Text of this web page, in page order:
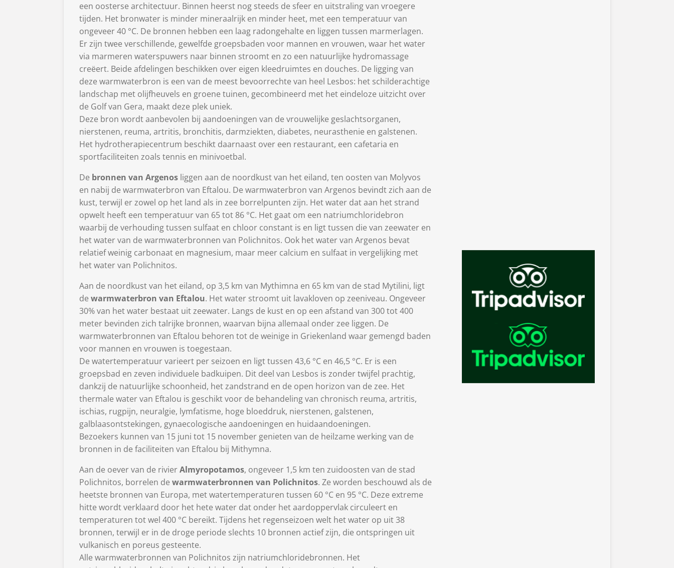
een oosterse architectuur. Binnen heerst nog steeds de sfeer en uitstraling van vroegere
tijden. Het bronwater is minder mineraalrijk en minder heet, met een temperatuur van
ongeveer 40 °C. De bronnen hebben een laag radongehalte en liggen tussen marmerlagen.
Er zijn twee verschillende, gewelfde groepsbaden voor mannen en vrouwen, waar het water
via marmeren waterspuwers naar binnen stroomt en zo een natuurlijke hydromassage
creëert. Beide afdelingen beschikken over eigen kleedruimtes en douches. De ligging van
deze warmwaterbron is een van de meest bevoorrechte van heel Lesbos: het schilderachtige
landschap met olijfheuvels en groene tuinen, gecombineerd met het eindeloze uitzicht over
de Golf van Gera, maakt deze plek uniek.
Deze bron wordt aanbevolen bij aandoeningen van de vrouwelijke geslachtsorganen,
nierstenen, reuma, artritis, bronchitis, darmziekten, diabetes, neurasthenie en galstenen.
Het hydrotherapiecentrum beschikt daarnaast over een restaurant, een cafetaria en
sportfaciliteiten zoals tennis en minivoetbal.
De bronnen van Argenos liggen aan de noordkust van het eiland, ten oosten van Molyvos
en nabij de warmwaterbron van Eftalou. De warmwaterbron van Argenos bevindt zich aan de
kust, terwijl er zowel op het land als in zee borrelpunten zijn. Het water dat aan het strand
opwelt heeft een temperatuur van 65 tot 86 °C. Het gaat om een natriumchloridebron
waarbij de verhouding tussen sulfaat en chloor constant is en ligt tussen die van zeewater en
het water van de warmwaterbronnen van Polichnitos. Ook het water van Argenos bevat
relatief weinig carbonaat en magnesium, maar meer calcium en sulfaat in vergelijking met
het water van Polichnitos.
Aan de noordkust van het eiland, op 3,5 km van Mythimna en 65 km van de stad Mytilini, ligt
de warmwaterbron van Eftalou. Het water stroomt uit lavakloven op zeeniveau. Ongeveer
30% van het water bestaat uit zeewater. Langs de kust en op een afstand van 300 tot 400
meter bevinden zich talrijke bronnen, waarvan bijna allemaal onder zee liggen. De
warmwaterbronnen van Eftalou behoren tot de weinige in Griekenland waar gemengd baden
voor mannen en vrouwen is toegestaan.
De watertemperatuur varieert per seizoen en ligt tussen 43,6 °C en 46,5 °C. Er is een
groepsbad en zeven individuele badkuipen. Dit deel van Lesbos is zonder twijfel prachtig,
dankzij de natuurlijke schoonheid, het zandstrand en de open horizon van de zee. Het
thermale water van Eftalou is geschikt voor de behandeling van chronisch reuma, artritis,
ischias, rugpijn, neuralgie, lymfatisme, hoge bloeddruk, nierstenen, galstenen,
galblaasontstekingen, gynaecologische aandoeningen en huidaandoeningen.
Bezoekers kunnen van 15 juni tot 15 november genieten van de heilzame werking van de
bronnen in de faciliteiten van Eftalou bij Mithymna.
Aan de oever van de rivierAlmyropotamos, ongeveer 1,5 km ten zuidoosten van de stad
Polichnitos, borrelen de warmwaterbronnen van Polichnitos. Ze worden beschouwd als de
heetste bronnen van Europa, met watertemperaturen tussen 60 °C en 95 °C. Deze extreme
hitte wordt verklaard door het hete water dat onder het aardoppervlak circuleert en
temperaturen tot wel 400 °C bereikt. Tijdens het regenseizoen welt het water op uit 38
bronnen, terwijl er in de droge periode slechts 10 bronnen actief zijn, die ontspringen uit
vulkanisch en poreus gesteente.
Alle warmwaterbronnen van Polichnitos zijn natriumchloridebronnen. Het